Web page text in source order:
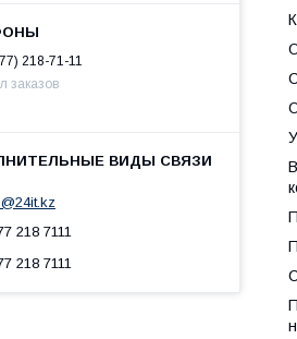
218-71-11
заказов
218 7111
218 7111